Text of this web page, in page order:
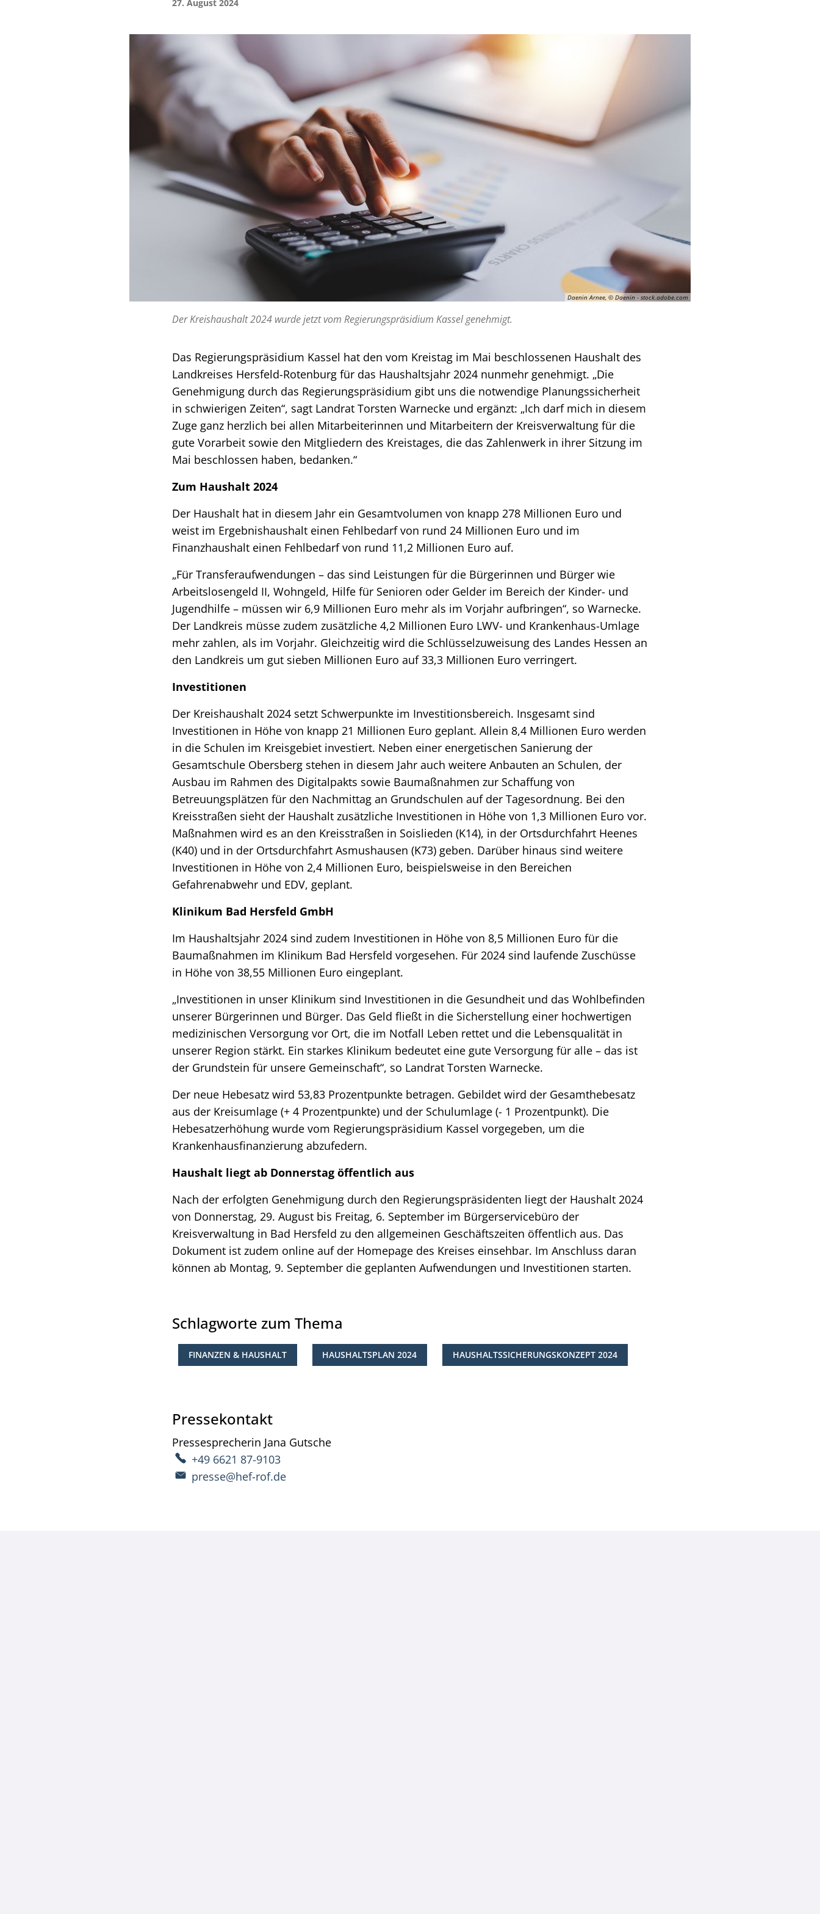
27. August 2024
Daenin Arnee, © Daenin - stock.adobe.com
Der Kreishaushalt 2024 wurde jetzt vom Regierungspräsidium Kassel genehmigt.
Das Regierungspräsidium Kassel hat den vom Kreistag im Mai beschlossenen Haushalt des
Landkreises Hersfeld-Rotenburg für das Haushaltsjahr 2024 nunmehr genehmigt. „Die
Genehmigung durch das Regierungspräsidium gibt uns die notwendige Planungssicherheit
in schwierigen Zeiten“, sagt Landrat Torsten Warnecke und ergänzt: „Ich darf mich in diesem
Zuge ganz herzlich bei allen Mitarbeiterinnen und Mitarbeitern der Kreisverwaltung für die
gute Vorarbeit sowie den Mitgliedern des Kreistages, die das Zahlenwerk in ihrer Sitzung im
Mai beschlossen haben, bedanken.“
Zum Haushalt 2024
Der Haushalt hat in diesem Jahr ein Gesamtvolumen von knapp 278 Millionen Euro und
weist im Ergebnishaushalt einen Fehlbedarf von rund 24 Millionen Euro und im
Finanzhaushalt einen Fehlbedarf von rund 11,2 Millionen Euro auf.
„Für Transferaufwendungen – das sind Leistungen für die Bürgerinnen und Bürger wie
Arbeitslosengeld II, Wohngeld, Hilfe für Senioren oder Gelder im Bereich der Kinder- und
Jugendhilfe – müssen wir 6,9 Millionen Euro mehr als im Vorjahr aufbringen“, so Warnecke.
Der Landkreis müsse zudem zusätzliche 4,2 Millionen Euro LWV- und Krankenhaus-Umlage
mehr zahlen, als im Vorjahr. Gleichzeitig wird die Schlüsselzuweisung des Landes Hessen an
den Landkreis um gut sieben Millionen Euro auf 33,3 Millionen Euro verringert.
Investitionen
Der Kreishaushalt 2024 setzt Schwerpunkte im Investitionsbereich. Insgesamt sind
Investitionen in Höhe von knapp 21 Millionen Euro geplant. Allein 8,4 Millionen Euro werden
in die Schulen im Kreisgebiet investiert. Neben einer energetischen Sanierung der
Gesamtschule Obersberg stehen in diesem Jahr auch weitere Anbauten an Schulen, der
Ausbau im Rahmen des Digitalpakts sowie Baumaßnahmen zur Schaffung von
Betreuungsplätzen für den Nachmittag an Grundschulen auf der Tagesordnung. Bei den
Kreisstraßen sieht der Haushalt zusätzliche Investitionen in Höhe von 1,3 Millionen Euro vor.
Maßnahmen wird es an den Kreisstraßen in Soislieden (K14), in der Ortsdurchfahrt Heenes
(K40) und in der Ortsdurchfahrt Asmushausen (K73) geben. Darüber hinaus sind weitere
Investitionen in Höhe von 2,4 Millionen Euro, beispielsweise in den Bereichen
Gefahrenabwehr und EDV, geplant.
Klinikum Bad Hersfeld GmbH
Im Haushaltsjahr 2024 sind zudem Investitionen in Höhe von 8,5 Millionen Euro für die
Baumaßnahmen im Klinikum Bad Hersfeld vorgesehen. Für 2024 sind laufende Zuschüsse
in Höhe von 38,55 Millionen Euro eingeplant.
„Investitionen in unser Klinikum sind Investitionen in die Gesundheit und das Wohlbefinden
unserer Bürgerinnen und Bürger. Das Geld fließt in die Sicherstellung einer hochwertigen
medizinischen Versorgung vor Ort, die im Notfall Leben rettet und die Lebensqualität in
unserer Region stärkt. Ein starkes Klinikum bedeutet eine gute Versorgung für alle – das ist
der Grundstein für unsere Gemeinschaft“, so Landrat Torsten Warnecke.
Der neue Hebesatz wird 53,83 Prozentpunkte betragen. Gebildet wird der Gesamthebesatz
aus der Kreisumlage (+ 4 Prozentpunkte) und der Schulumlage (- 1 Prozentpunkt). Die
Hebesatzerhöhung wurde vom Regierungspräsidium Kassel vorgegeben, um die
Krankenhausfinanzierung abzufedern.
Haushalt liegt ab Donnerstag öffentlich aus
Nach der erfolgten Genehmigung durch den Regierungspräsidenten liegt der Haushalt 2024
von Donnerstag, 29. August bis Freitag, 6. September im Bürgerservicebüro der
Kreisverwaltung in Bad Hersfeld zu den allgemeinen Geschäftszeiten öffentlich aus. Das
Dokument ist zudem online auf der Homepage des Kreises einsehbar. Im Anschluss daran
können ab Montag, 9. September die geplanten Aufwendungen und Investitionen starten.
Schlagworte zum Thema
FINANZEN & HAUSHALT HAUSHALTSPLAN 2024 HAUSHALTSSICHERUNGSKONZEPT 2024
Pressekontakt
Pressesprecherin Jana Gutsche
+49 6621 87-9103
presse@hef-rof.de